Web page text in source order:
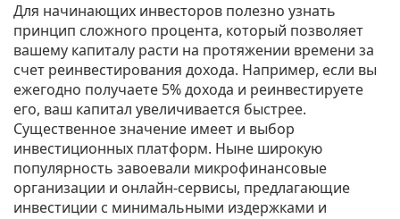
Для начинающих инвесторов полезно узнать
принцип сложного процента, который позволяет
вашему капиталу расти на протяжении времени за
счет реинвестирования дохода. Например, если вы
ежегодно получаете 5% дохода и реинвестируете
его, ваш капитал увеличивается быстрее.
Существенное значение имеет и выбор
инвестиционных платформ. Ныне широкую
популярность завоевали микрофинансовые
организации и онлайн-сервисы, предлагающие
инвестиции с минимальными издержками и